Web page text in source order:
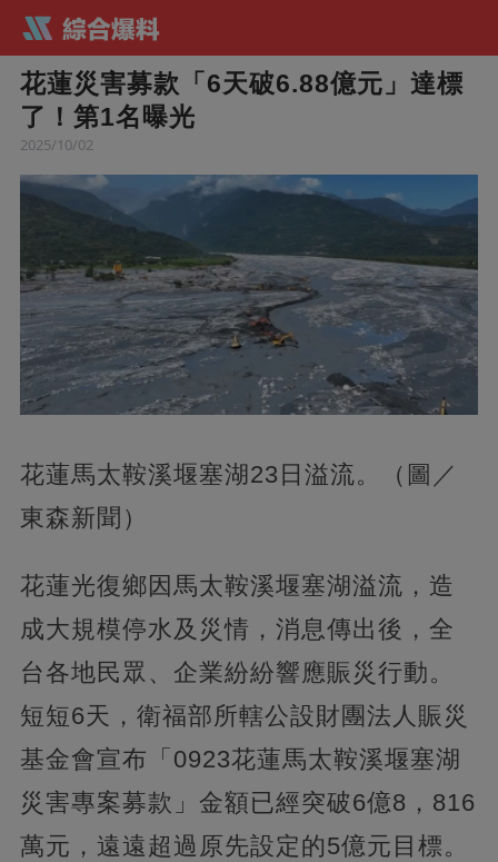
花蓮災害募款「6天破6.88億元」達標
了！第1名曝光
2025/10/02
花蓮馬太鞍溪堰塞湖23日溢流。（圖／
東森新聞）
花蓮光復鄉因馬太鞍溪堰塞湖溢流，造
成大規模停水及災情，消息傳出後，全
台各地民眾、企業紛紛響應賑災行動。
短短6天，衛福部所轄公設財團法人賑災
基金會宣布「0923花蓮馬太鞍溪堰塞湖
災害專案募款」金額已經突破6億8，816
萬元，遠遠超過原先設定的5億元目標。